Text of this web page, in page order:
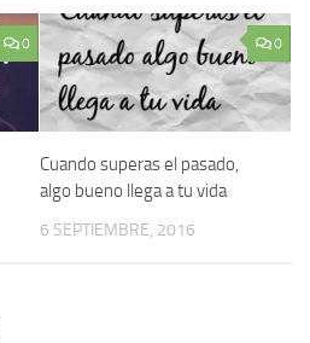
0 0
Cuando superas el pasado,
algo bueno llega a tu vida
6 SEPTIEMBRE, 2016